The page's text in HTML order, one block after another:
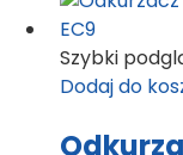
Szybki
Dodaj do